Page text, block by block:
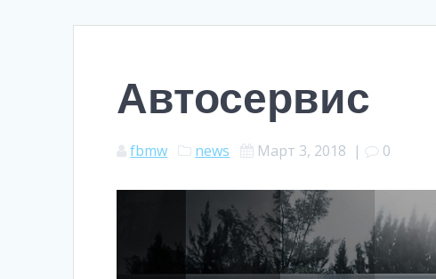
Автосервис
fbmw news Март 3, 2018 | 0